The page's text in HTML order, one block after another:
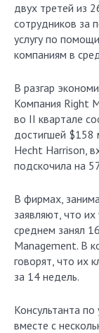
двух третей из
сотрудников за
услугу по
компаниям в
В разгар
Компания Right
во II квартале
достигшей $158
Hecht Harrison,
подскочила на
В фирмах,
заявляют, что
среднем занял
Management. В
говорят, что их
за 14 недель.
Консультанта
вместе с